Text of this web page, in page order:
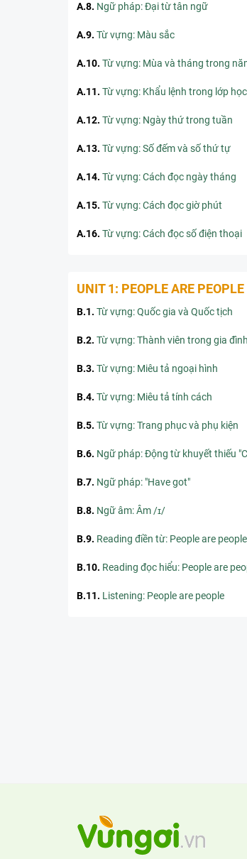
A.8. Ngữ pháp: Đại từ tân ngữ
A.9. Từ vựng: Màu sắc
A.10. Từ vựng: Mùa và tháng trong
A.11. Từ vựng: Khẩu lệnh trong lớp học
A.12. Từ vựng: Ngày thứ trong tuần
A.13. Từ vựng: Số đếm và số thứ tự
A.14. Từ vựng: Cách đọc ngày tháng
A.15. Từ vựng: Cách đọc giờ phút
A.16. Từ vựng: Cách đọc số điện thoại
UNIT 1: PEOPLE ARE PEOPLE
B.1. Từ vựng: Quốc gia và Quốc tịch
B.2. Từ vựng: Thành viên trong gia đình
B.3. Từ vựng: Miêu tả ngoại hình
B.4. Từ vựng: Miêu tả tính cách
B.5. Từ vựng: Trang phục và phụ kiện
B.6. Ngữ pháp: Động từ khuyết thiếu
B.7. Ngữ pháp: "Have got"
B.8. Ngữ âm: Âm /ɪ/
B.9. Reading điền từ: People are people
B.10. Reading đọc hiểu: People are
B.11. Listening: People are people